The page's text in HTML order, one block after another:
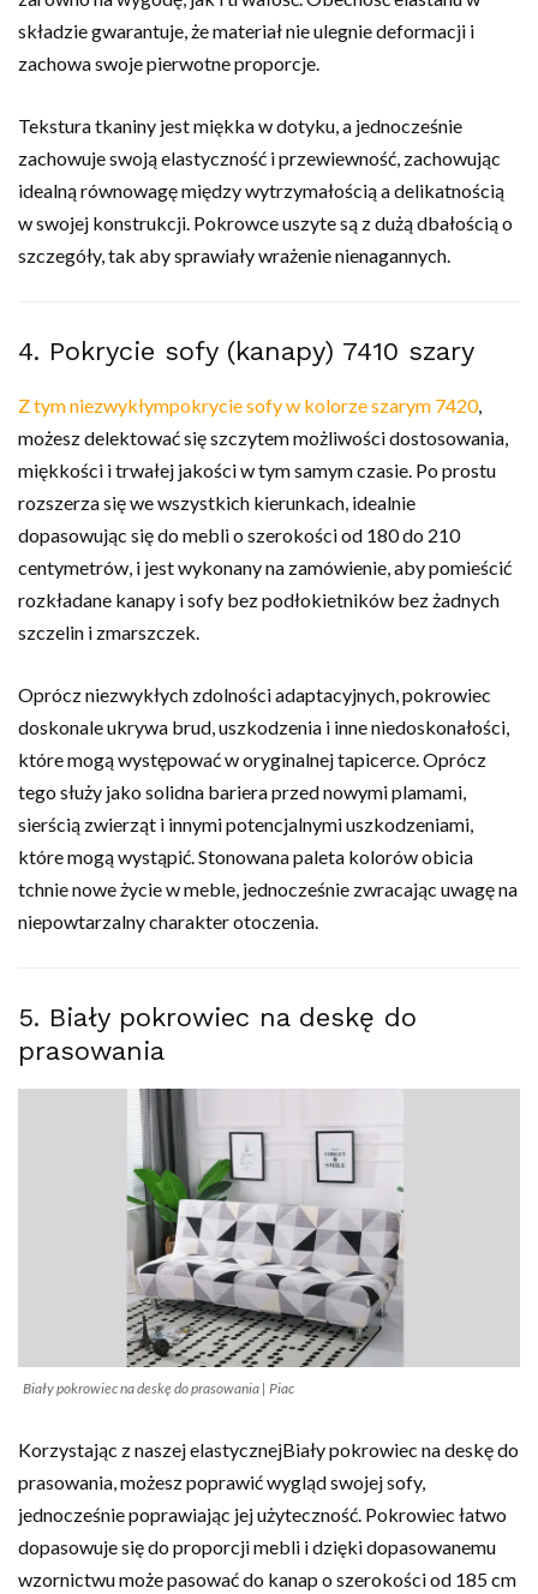
składzie gwarantuje, że materiał nie ulegnie deformacji i
zachowa swoje pierwotne proporcje.
Tekstura tkaniny jest miękka w dotyku, a jednocześnie
zachowuje swoją elastyczność i przewiewność, zachowując
idealną równowagę między wytrzymałością a delikatnością
w swojej konstrukcji. Pokrowce uszyte są z dużą dbałością o
szczegóły, tak aby sprawiały wrażenie nienagannych.
4. Pokrycie sofy (kanapy) 7410 szary
Z tym niezwykłympokrycie sofy w kolorze szarym 7420,
możesz delektować się szczytem możliwości dostosowania,
miękkości i trwałej jakości w tym samym czasie. Po prostu
rozszerza się we wszystkich kierunkach, idealnie
dopasowując się do mebli o szerokości od 180 do 210
centymetrów, i jest wykonany na zamówienie, aby pomieścić
rozkładane kanapy i sofy bez podłokietników bez żadnych
szczelin i zmarszczek.
Oprócz niezwykłych zdolności adaptacyjnych, pokrowiec
doskonale ukrywa brud, uszkodzenia i inne niedoskonałości,
które mogą występować w oryginalnej tapicerce. Oprócz
tego służy jako solidna bariera przed nowymi plamami,
sierścią zwierząt i innymi potencjalnymi uszkodzeniami,
które mogą wystąpić. Stonowana paleta kolorów obicia
tchnie nowe życie w meble, jednocześnie zwracając uwagę na
niepowtarzalny charakter otoczenia.
5. Biały pokrowiec na deskę do
prasowania
Biały pokrowiec na deskę do prasowania | Piac
Korzystając z naszej elastycznejBiały pokrowiec na deskę do
prasowania, możesz poprawić wygląd swojej sofy,
jednocześnie poprawiając jej użyteczność. Pokrowiec łatwo
dopasowuje się do proporcji mebli i dzięki dopasowanemu
wzornictwu może pasować do kanap o szerokości od 185 cm